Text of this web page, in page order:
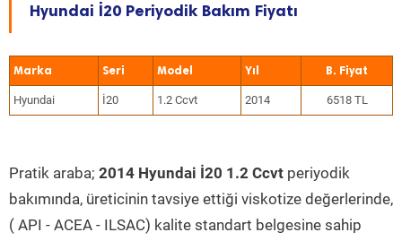
Hyundai İ20 Periyodik Bakım Fiyatı
Marka Seri Model Yıl
Hyundai İ20 1.2 Ccvt 2014 6518 TL
Pratik araba; 2014 Hyundai İ20 1.2 Ccvt periyodik
bakımında, üreticinin tavsiye ettiği viskotize değerlerinde,
( API - ACEA - ILSAC) kalite standart belgesine sahip